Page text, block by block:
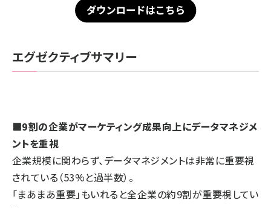
エグゼクティブサマリー
■9割の企業がマーケティング成果向上にデータマネジメ
ントを重視
企業規模に関わらず、データマネジメントは非常に重要視
されている（53%と過半数）。
「まあまあ重要」もいれると全企業の約9割が重要視してい